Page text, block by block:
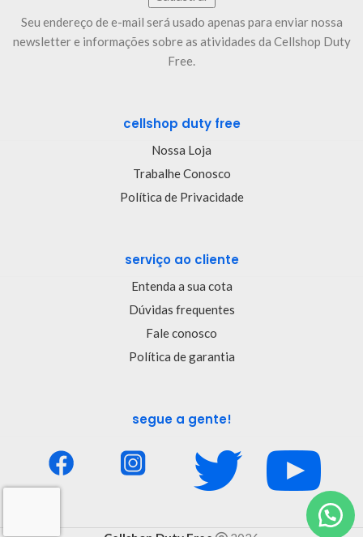
Seu endereço de e-mail será usado apenas para enviar nossa
newsletter e informações sobre as atividades da Cellshop Duty
Free.
cellshop duty free
Nossa Loja
Trabalhe Conosco
Política de Privacidade
serviço ao cliente
Entenda a sua cota
Dúvidas frequentes
Fale conosco
Política de garantia
segue a gente!